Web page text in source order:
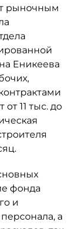
рыночным
Еникеева
от 11 тыс. до
фонда
и
а